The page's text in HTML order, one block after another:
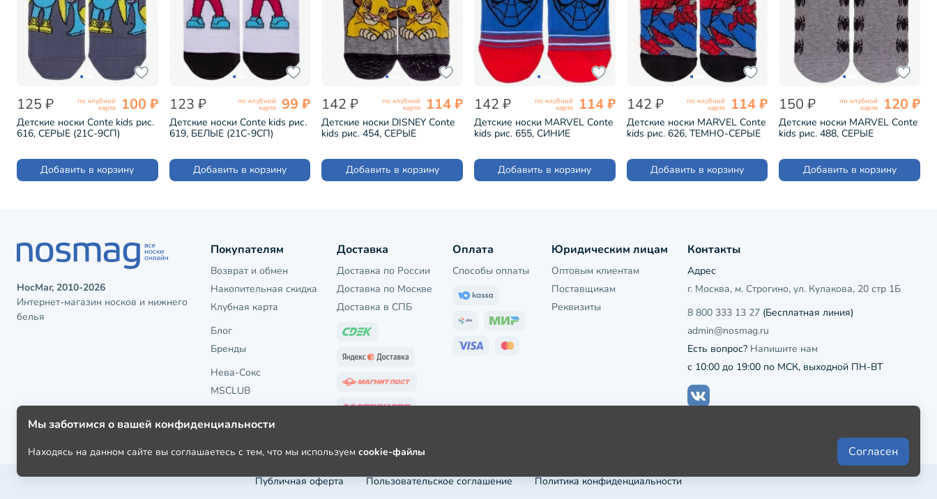
125 ₽ по клубной
карте 100 ₽
Детские носки Conte kids рис.
616, СЕРЫЕ (21С-9СП)
Добавить в корзину
123 ₽ по клубной
карте 99 ₽
Детские носки Conte kids рис.
619, БЕЛЫЕ (21С-9СП)
Добавить в корзину
142 ₽ по клубной
карте 114 ₽
Детские носки DISNEY Conte
kids рис. 454, СЕРЫЕ
Добавить в корзину
142 ₽ по клубной
карте 114 ₽
Детские носки MARVEL Conte
kids рис. 655, СИНИЕ
(17С-132/2СПМ)
Добавить в корзину
142 ₽ по клубной
карте 114 ₽
Детские носки MARVEL Conte
kids рис. 626, ТЕМНО-СЕРЫЕ
(17С-132/2СПМ)
Добавить в корзину
150 ₽ по клубной
карте 120 ₽
Детские носки MARVEL Conte
kids рис. 488, СЕРЫЕ
(17С-132/2СПМ)
Добавить в корзину
НосМаг, 2010-2026
Интернет-магазин носков и нижнего
белья
Покупателям
Возврат и обмен
Накопительная скидка
Клубная карта
Блог
Бренды
Нева-Сокс
MSCLUB
Доставка
Доставка по России
Доставка по Москве
Доставка в СПБ
Оплата
Способы оплаты
Юридическим лицам
Оптовым клиентам
Поставщикам
Реквизиты
Контакты
Адрес
г. Москва, м. Строгино, ул. Кулакова, 20 стр 1Б
8 800 333 13 27(Бесплатная линия)
admin@nosmag.ru
Есть вопрос? Напишите нам
с 10:00 до 19:00 по МСК, выходной ПН-ВТ
Публичная оферта Пользовательское соглашение Политика конфиденциальности
Мы заботимся о вашей конфиденциальности
Находясь на данном сайте вы соглашаетесь с тем, что мы используем cookie-файлы Согласен